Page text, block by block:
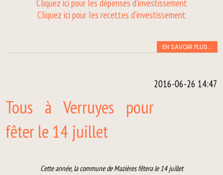
Cliquez ici pour les dépenses d'investissement
Cliquez ici pour les recettes d'investissement
EN SAVOIR PLUS...
2016-06-26 14:47
Tous à Verruyes pour
fêter le 14 juillet
Cette année, la commune de Mazières fêtera le 14 juillet